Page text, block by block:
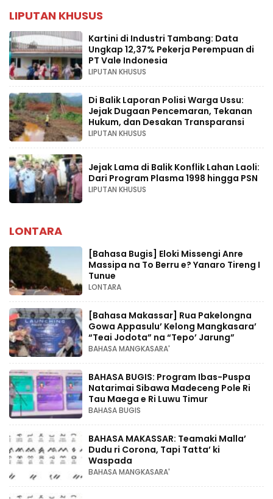
LIPUTAN KHUSUS
Kartini di Industri Tambang: Data
Ungkap 12,37% Pekerja Perempuan di
PT Vale Indonesia
LIPUTAN KHUSUS
Di Balik Laporan Polisi Warga Ussu:
Jejak Dugaan Pencemaran, Tekanan
Hukum, dan Desakan Transparansi
LIPUTAN KHUSUS
Jejak Lama di Balik Konflik Lahan Laoli:
Dari Program Plasma 1998 hingga PSN
LIPUTAN KHUSUS
LONTARA
[Bahasa Bugis] ‎Eloki Missengi Anre
Massipa na To Berru e? Yanaro Tireng I
Tunue
LONTARA
[Bahasa Makassar] Rua Pakelongna
Gowa Appasulu’ Kelong Mangkasara’
“Teai Jodota” na “Tepo’ Jarung”
BAHASA MANGKASARA'
BAHASA BUGIS: Program Ibas-Puspa
Natarimai Sibawa Madeceng Pole Ri
Tau Maega e Ri Luwu Timur
BAHASA BUGIS
BAHASA MAKASSAR: Teamaki Malla’
Dudu ri Corona, Tapi Tatta’ ki
Waspada
BAHASA MANGKASARA'